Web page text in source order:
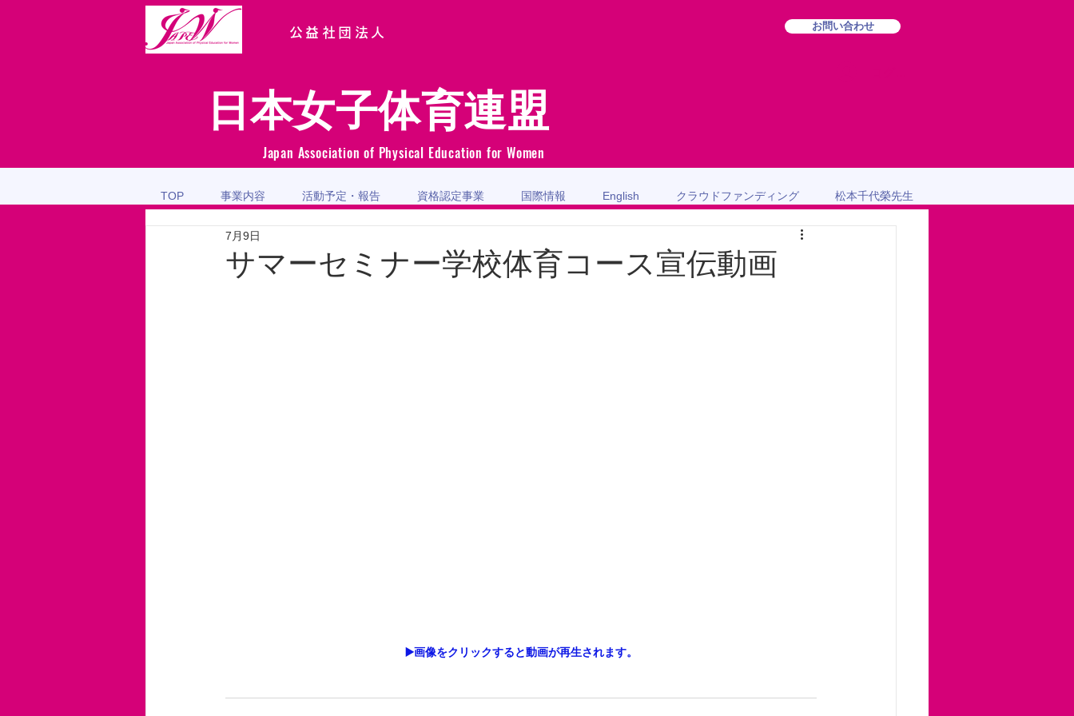
公益社団法人 お問い合わせ
日本女子体育連盟
Japan Association of Physical Education for Women
TOP 事業内容 活動予定・報告 資格認定事業 国際情報 English クラウドファンディング 松本千代榮先生
サマーセミナー学校体育コース宣伝動画
7月9日
▶️画像をクリックすると動画が再生されます。